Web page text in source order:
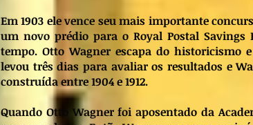
Em 1903 ele vence seu mais importante
um novo prédio para o Royal Postal
tempo. Otto Wagner escapa do historicismo
levou três dias para avaliar os resultados e
construída entre 1904 e 1912.
Quando Otto Wagner foi aposentado da